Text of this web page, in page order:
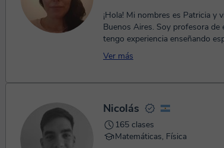
¡Hola! Mi nombres es Patricia y
Buenos Aires. Soy profesora
tengo experiencia enseñando
Ver más
Nicolás
165 clases
Matemáticas, Física